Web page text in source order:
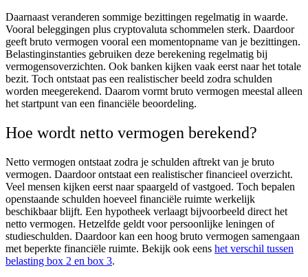
Daarnaast veranderen sommige bezittingen regelmatig in waarde.
Vooral beleggingen plus cryptovaluta schommelen sterk. Daardoor
geeft bruto vermogen vooral een momentopname van je bezittingen.
Belastinginstanties gebruiken deze berekening regelmatig bij
vermogensoverzichten. Ook banken kijken vaak eerst naar het totale
bezit. Toch ontstaat pas een realistischer beeld zodra schulden
worden meegerekend. Daarom vormt bruto vermogen meestal alleen
het startpunt van een financiële beoordeling.
Hoe wordt netto vermogen berekend?
Netto vermogen ontstaat zodra je schulden aftrekt van je bruto
vermogen. Daardoor ontstaat een realistischer financieel overzicht.
Veel mensen kijken eerst naar spaargeld of vastgoed. Toch bepalen
openstaande schulden hoeveel financiële ruimte werkelijk
beschikbaar blijft. Een hypotheek verlaagt bijvoorbeeld direct het
netto vermogen. Hetzelfde geldt voor persoonlijke leningen of
studieschulden. Daardoor kan een hoog bruto vermogen samengaan
met beperkte financiële ruimte. Bekijk ook eens het verschil tussen
belasting box 2 en box 3.